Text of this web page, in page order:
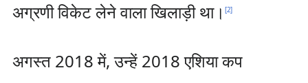
अग्रणी विकेट लेने वाला खिलाड़ी था। [2]
अगस्त 2018 में, उन्हें 2018 एशिया कप